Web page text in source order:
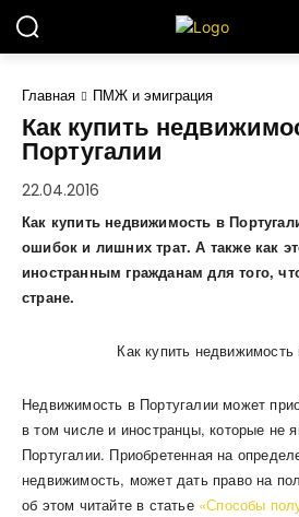
Главная ПМЖ и эмиграция
Как купить
Португалии
22.04.2016
Как купить недвижимость в
ошибок и лишних трат. А также как
иностранным гражданам для того,
стране.
Недвижимость в Португалии может
в том числе и иностранцы, которые не
Португалии. Приобретенная на
недвижимость, может дать право на
об этом читайте в статье «Способы